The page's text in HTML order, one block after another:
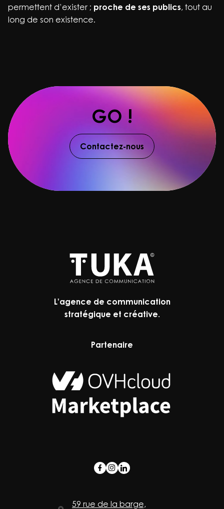
permettent d’exister ; proche de ses publics, tout au
long de son existence.
GO !
Contactez-nous
L'agence de communication
stratégique et créative.
Partenaire
59 rue de la barge,